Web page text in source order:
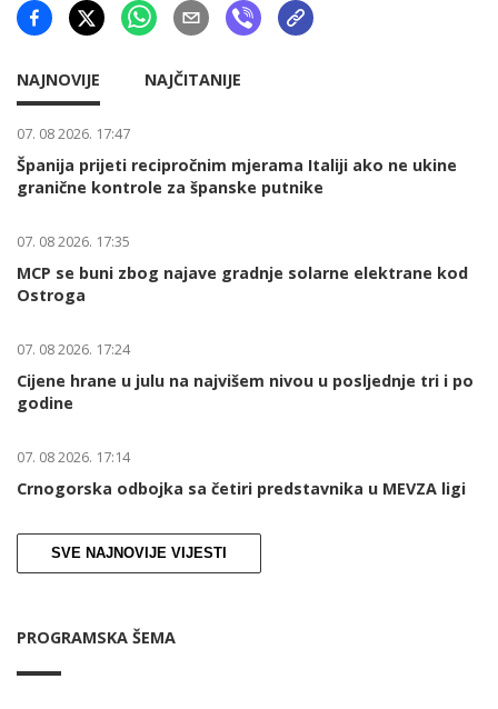
NAJNOVIJE NAJČITANIJE
07. 08 2026. 17:47
Španija prijeti recipročnim mjerama Italiji ako ne ukine
granične kontrole za španske putnike
07. 08 2026. 17:35
MCP se buni zbog najave gradnje solarne elektrane kod
Ostroga
07. 08 2026. 17:24
Cijene hrane u julu na najvišem nivou u posljednje tri i po
godine
07. 08 2026. 17:14
Crnogorska odbojka sa četiri predstavnika u MEVZA ligi
SVE NAJNOVIJE VIJESTI
PROGRAMSKA ŠEMA